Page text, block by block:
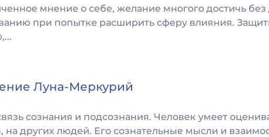
мнение о себе, желание многого достичь
при попытке расширить сферу влияния.
Луна-Меркурий
сознания и подсознания. Человек умеет
на других людей. Его сознательные мысли и